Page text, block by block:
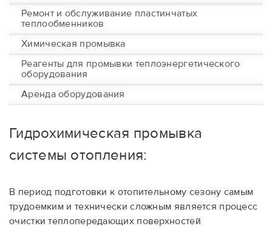
Ремонт и обслуживание пластинчатых
теплообменников
Химическая промывка
Реагенты для промывки теплоэнергетического
оборудования
Аренда оборудования
Гидрохимическая промывка
системы отопления:
В период подготовки к отопительному сезону самым
трудоемким и технически сложным является процесс
очистки теплопередающих поверхностей